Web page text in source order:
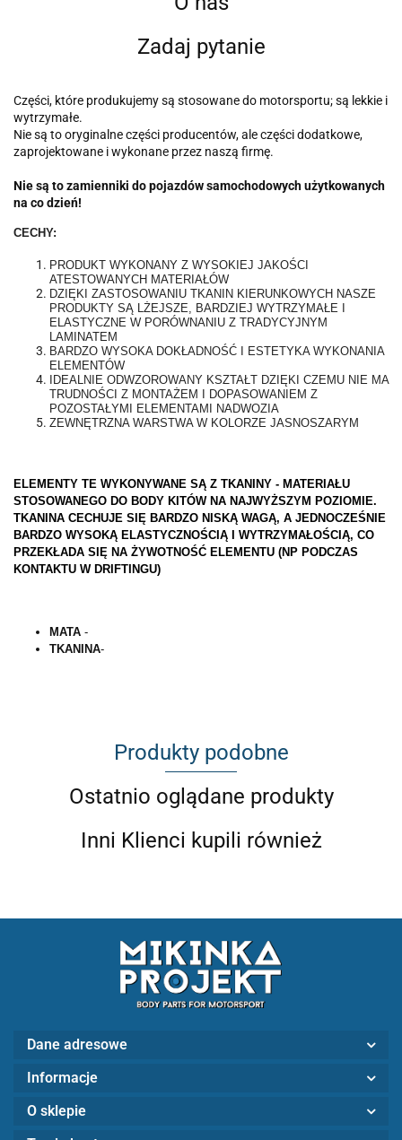
Zadaj pytanie
Części, które produkujemy są stosowane do motorsportu; są lekkie i
wytrzymałe.
Nie są to oryginalne części producentów, ale części dodatkowe,
zaprojektowane i wykonane przez naszą firmę.
Nie są to zamienniki do pojazdów samochodowych użytkowanych
na co dzień!
CECHY:
PRODUKT WYKONANY Z WYSOKIEJ JAKOŚCI
ATESTOWANYCH MATERIAŁÓW
DZIĘKI ZASTOSOWANIU TKANIN KIERUNKOWYCH NASZE
PRODUKTY SĄ LŻEJSZE, BARDZIEJ WYTRZYMAŁE I
ELASTYCZNE W PORÓWNANIU Z TRADYCYJNYM
LAMINATEM
BARDZO WYSOKA DOKŁADNOŚĆ I ESTETYKA WYKONANIA
ELEMENTÓW
IDEALNIE ODWZOROWANY KSZTAŁT DZIĘKI CZEMU NIE MA
TRUDNOŚCI Z MONTAŻEM I DOPASOWANIEM Z
POZOSTAŁYMI ELEMENTAMI NADWOZIA
ZEWNĘTRZNA WARSTWA W KOLORZE JASNOSZARYM
ELEMENTY TE WYKONYWANE SĄ Z TKANINY - MATERIAŁU
STOSOWANEGO DO BODY KITÓW NA NAJWYŻSZYM POZIOMIE.
TKANINA CECHUJE SIĘ BARDZO NISKĄ WAGĄ, A JEDNOCZEŚNIE
BARDZO WYSOKĄ ELASTYCZNOŚCIĄ I WYTRZYMAŁOŚCIĄ, CO
PRZEKŁADA SIĘ NA ŻYWOTNOŚĆ ELEMENTU (NP PODCZAS
KONTAKTU W DRIFTINGU)
MATA -
TKANINA-
Produkty podobne
Ostatnio oglądane produkty
Inni Klienci kupili również
Dane adresowe
Informacje
O sklepie